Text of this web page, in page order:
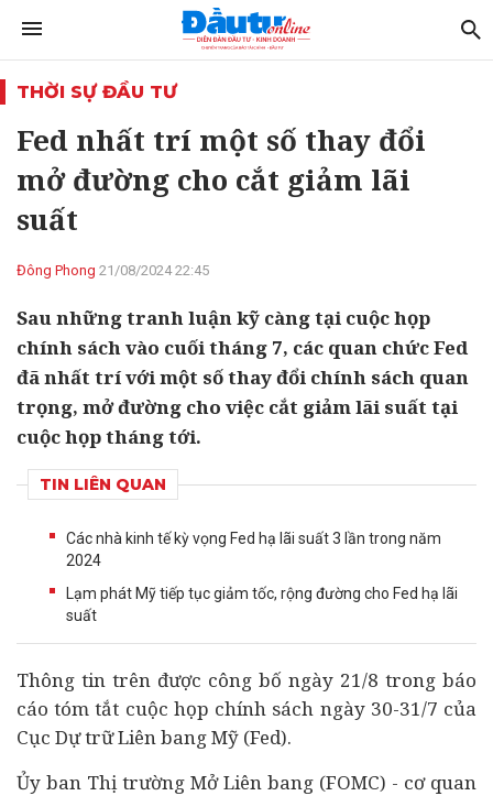
THỜI SỰ ĐẦU TƯ
Fed nhất trí một số thay đổi
mở đường cho cắt giảm lãi
suất
Đông Phong 21/08/2024 22:45
Sau những tranh luận kỹ càng tại cuộc họp
chính sách vào cuối tháng 7, các quan chức Fed
đã nhất trí với một số thay đổi chính sách quan
trọng, mở đường cho việc cắt giảm lãi suất tại
cuộc họp tháng tới.
TIN LIÊN QUAN
Các nhà kinh tế kỳ vọng Fed hạ lãi suất 3 lần trong năm
2024
Lạm phát Mỹ tiếp tục giảm tốc, rộng đường cho Fed hạ lãi
suất
Thông tin trên được công bố ngày 21/8 trong báo
cáo tóm tắt cuộc họp chính sách ngày 30-31/7 của
Cục Dự trữ Liên bang Mỹ (Fed).
Ủy ban Thị trường Mở Liên bang (FOMC) - cơ quan